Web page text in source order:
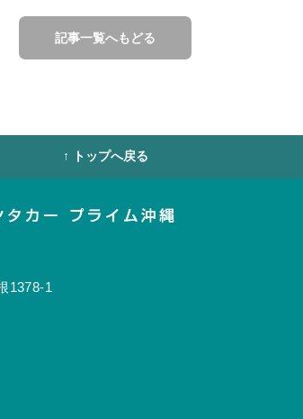
記事一覧へもどる
↑ トップへ戻る
1378-1